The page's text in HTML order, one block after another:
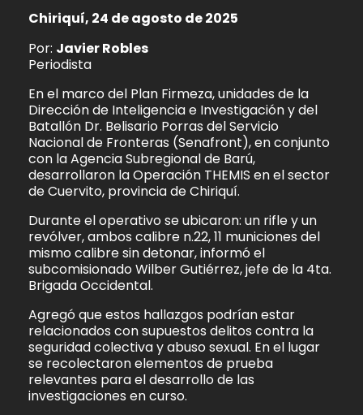
Chiriquí, 24 de agosto de 2025
Por: Javier Robles
Periodista
En el marco del Plan Firmeza, unidades de la
Dirección de Inteligencia e Investigación y del
Batallón Dr. Belisario Porras del Servicio
Nacional de Fronteras (Senafront), en conjunto
con la Agencia Subregional de Barú,
desarrollaron la Operación THEMIS en el sector
de Cuervito, provincia de Chiriquí.
Durante el operativo se ubicaron: un rifle y un
revólver, ambos calibre n.22, 11 municiones del
mismo calibre sin detonar, informó el
subcomisionado Wilber Gutiérrez, jefe de la 4ta.
Brigada Occidental.
Agregó que estos hallazgos podrían estar
relacionados con supuestos delitos contra la
seguridad colectiva y abuso sexual. En el lugar
se recolectaron elementos de prueba
relevantes para el desarrollo de las
investigaciones en curso.